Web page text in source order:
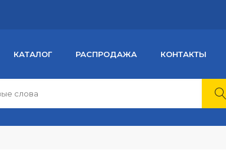
КАТАЛОГ РАСПРОДАЖА КОНТАКТЫ